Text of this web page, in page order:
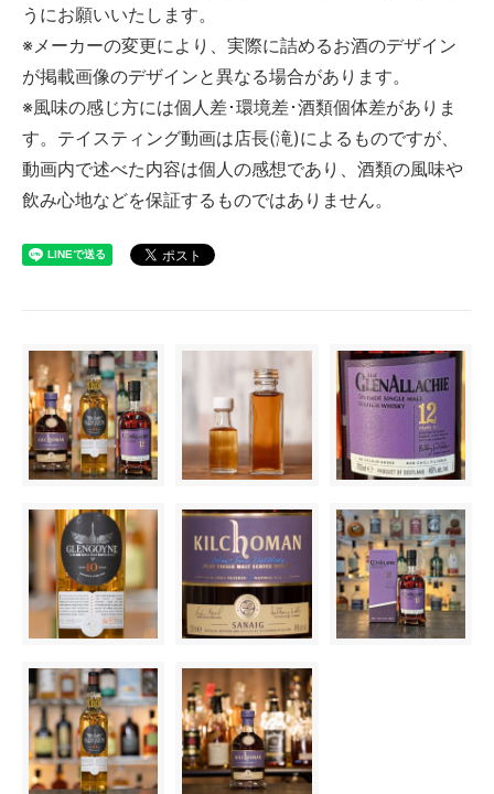
うにお願いいたします。
※メーカーの変更により、実際に詰めるお酒のデザイン
が掲載画像のデザインと異なる場合があります。
※風味の感じ方には個人差･環境差･酒類個体差がありま
す。テイスティング動画は店長(滝)によるものですが、
動画内で述べた内容は個人の感想であり、酒類の風味や
飲み心地などを保証するものではありません。